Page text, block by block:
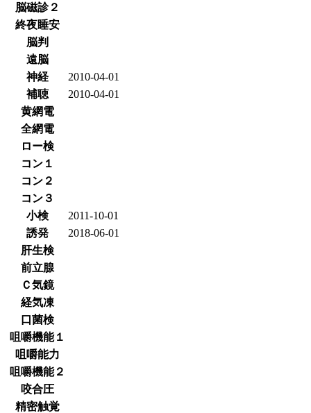
脳磁診２
終夜睡安
脳判
遠脳
神経
2010-04-01
補聴
2010-04-01
黄網電
全網電
ロー検
コン１
コン２
コン３
小検
2011-10-01
誘発
2018-06-01
肝生検
前立腺
Ｃ気鏡
経気凍
口菌検
咀嚼機能１
咀嚼能力
咀嚼機能２
咬合圧
精密触覚